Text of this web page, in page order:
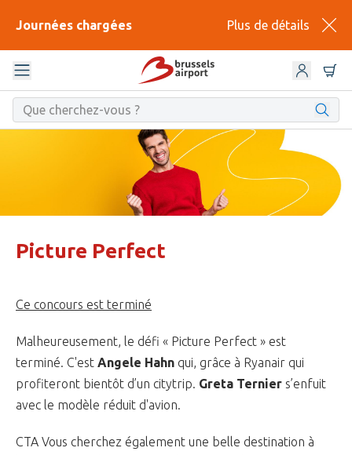
Journées chargées Plus de détails
Picture Perfect
Ce concours est terminé
Malheureusement, le défi « Picture Perfect » est
terminé. C'est Angele Hahn qui, grâce à Ryanair qui
profiteront bientôt d’un citytrip. Greta Ternier s’enfuit
avec le modèle réduit d'avion.
CTA Vous cherchez également une belle destination à